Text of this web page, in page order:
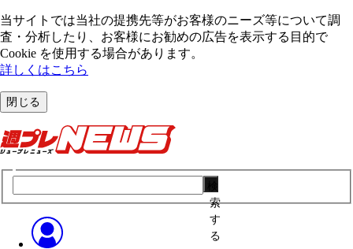
当サイトでは当社の提携先等がお客様のニーズ等について調
査・分析したり、お客様にお勧めの広告を表⽰する⽬的で
Cookie を使⽤する場合があります。
詳しくはこちら
閉じる
索
す
る